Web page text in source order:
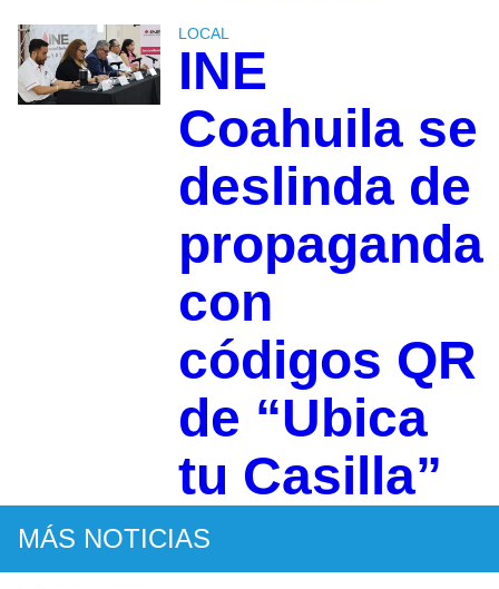
LOCAL
INE
Coahuila se
deslinda de
propaganda
con
códigos QR
de “Ubica
tu Casilla”
MÁS NOTICIAS